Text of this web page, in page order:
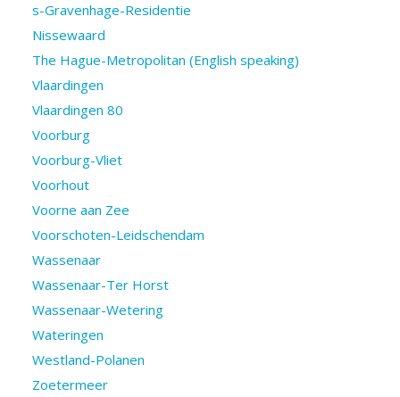
s-Gravenhage-Residentie
Nissewaard
The Hague-Metropolitan (English speaking)
Vlaardingen
Vlaardingen 80
Voorburg
Voorburg-Vliet
Voorhout
Voorne aan Zee
Voorschoten-Leidschendam
Wassenaar
Wassenaar-Ter Horst
Wassenaar-Wetering
Wateringen
Westland-Polanen
Zoetermeer